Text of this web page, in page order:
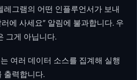
레그램의 어떤 인플루언서가 보내
에 사세요” 알림에 불과합니다. 우
그게 아닙니다.
여러 데이터 소스를 집계해 실행
출력합니다.